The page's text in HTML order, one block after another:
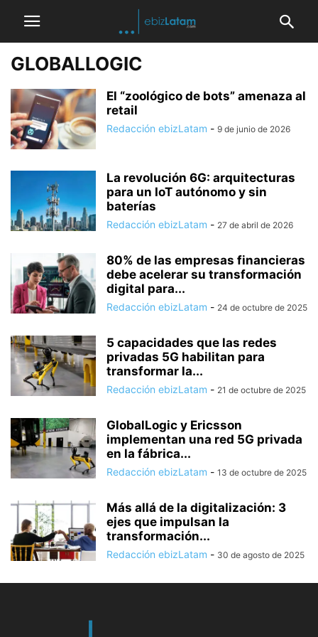
GLOBALLOGIC
El “zoológico de bots” amenaza al
retail
Redacción ebizLatam - 9 de junio de 2026
La revolución 6G: arquitecturas
para un IoT autónomo y sin
baterías
Redacción ebizLatam - 27 de abril de 2026
80% de las empresas financieras
debe acelerar su transformación
digital para...
Redacción ebizLatam - 24 de octubre de 2025
5 capacidades que las redes
privadas 5G habilitan para
transformar la...
Redacción ebizLatam - 21 de octubre de 2025
GlobalLogic y Ericsson
implementan una red 5G privada
en la fábrica...
Redacción ebizLatam - 13 de octubre de 2025
Más allá de la digitalización: 3
ejes que impulsan la
transformación...
Redacción ebizLatam - 30 de agosto de 2025